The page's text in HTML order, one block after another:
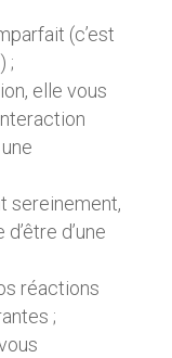
(c’est
;
elle vous
sereinement,
d’une
réactions
;